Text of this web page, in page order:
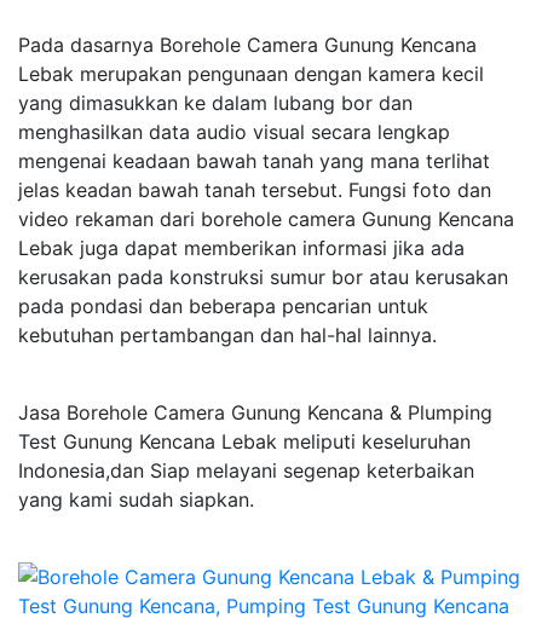
Pada dasarnya Borehole Camera Gunung Kencana
Lebak merupakan pengunaan dengan kamera kecil
yang dimasukkan ke dalam lubang bor dan
menghasilkan data audio visual secara lengkap
mengenai keadaan bawah tanah yang mana terlihat
jelas keadan bawah tanah tersebut. Fungsi foto dan
video rekaman dari borehole camera Gunung Kencana
Lebak juga dapat memberikan informasi jika ada
kerusakan pada konstruksi sumur bor atau kerusakan
pada pondasi dan beberapa pencarian untuk
kebutuhan pertambangan dan hal-hal lainnya.
Jasa Borehole Camera Gunung Kencana & Plumping
Test Gunung Kencana Lebak meliputi keseluruhan
Indonesia,dan Siap melayani segenap keterbaikan
yang kami sudah siapkan.